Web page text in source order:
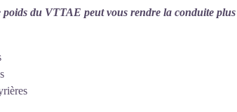
du VTTAE peut vous rendre la conduite plus